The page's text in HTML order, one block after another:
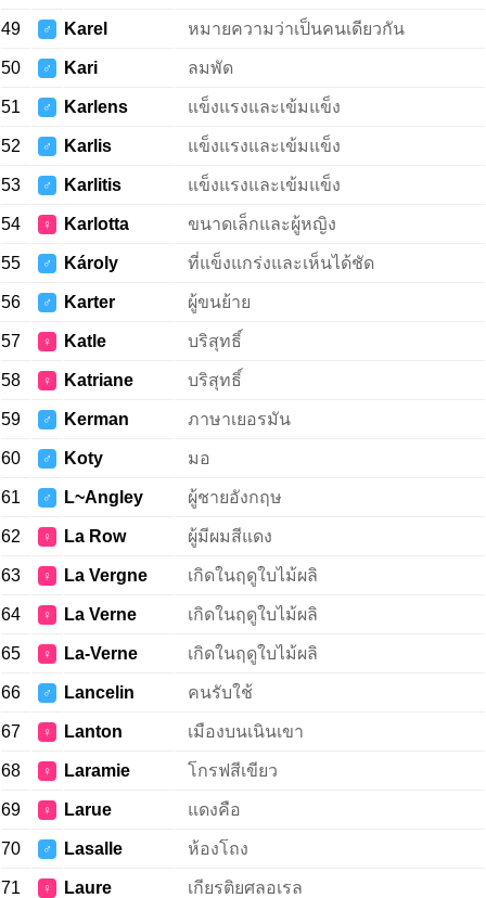
49 ♂ Karel หมายความว่าเป็นคนเดียวกัน
50 ♂ Kari ลมพัด
51 ♂ Karlens แข็งแรงและเข้มแข็ง
52 ♂ Karlis แข็งแรงและเข้มแข็ง
53 ♂ Karlitis แข็งแรงและเข้มแข็ง
54 ♀ Karlotta ขนาดเล็กและผู้หญิง
55 ♂ Károly ที่แข็งแกร่งและเห็นได้ชัด
56 ♂ Karter ผู้ขนย้าย
57 ♀ Katle บริสุทธิ์
58 ♀ Katriane บริสุทธิ์
59 ♂ Kerman ภาษาเยอรมัน
60 ♂ Koty มอ
61 ♂ L~Angley ผู้ชายอังกฤษ
62 ♀ La Row ผู้มีผมสีแดง
63 ♀ La Vergne เกิดในฤดูใบไม้ผลิ
64 ♀ La Verne เกิดในฤดูใบไม้ผลิ
65 ♀ La-Verne เกิดในฤดูใบไม้ผลิ
66 ♂ Lancelin คนรับใช้
67 ♀ Lanton เมืองบนเนินเขา
68 ♀ Laramie โกรฟสีเขียว
69 ♀ Larue แดงคือ
70 ♂ Lasalle ห้องโถง
71 ♀ Laure เกียรติยศลอเรล